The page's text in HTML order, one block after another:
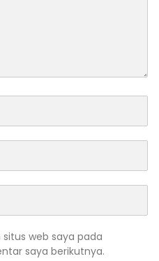
web saya pada
saya berikutnya.